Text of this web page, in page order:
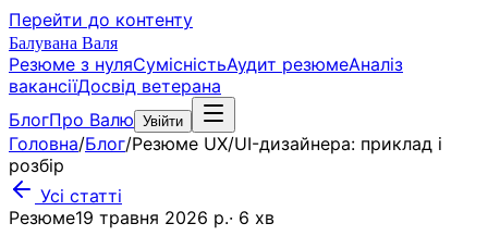
Перейти до контенту
Балувана Валя
Резюме з нуляСумісністьАудит резюмеАналіз
вакансіїДосвід ветерана
БлогПро Валю Увійти
Головна/Блог/Резюме UX/UI-дизайнера: приклад і
розбір
Усі статті
Резюме19 травня 2026 р.· 6 хв